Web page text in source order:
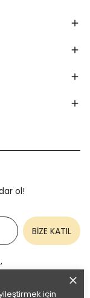
için
ol!
BİZE KATIL